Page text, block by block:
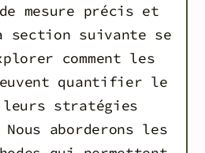
mesure précis et
section suivante se
comment les
quantifier le
leurs stratégies
aborderons les